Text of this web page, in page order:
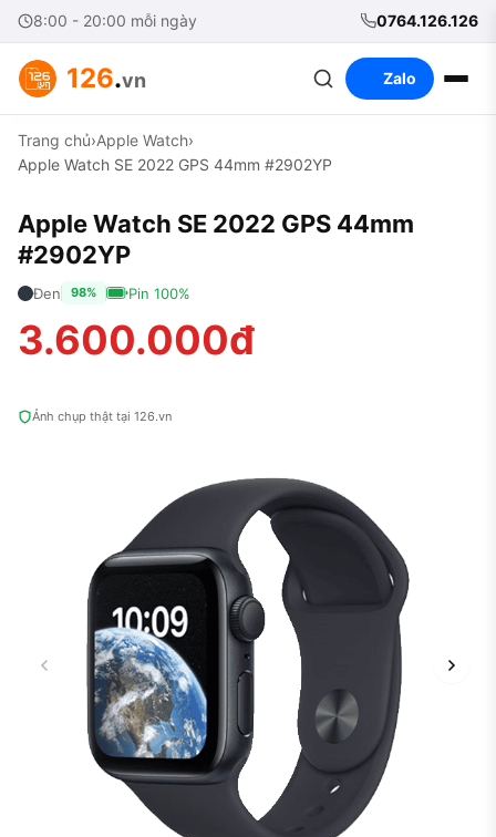
8:00 - 20:00 mỗi ngày 0764.126.126
126.vn Zalo
Trang chủ›Apple Watch›
Apple Watch SE 2022 GPS 44mm #2902YP
Ảnh chụp thật tại 126.vn
Apple Watch SE 2022 GPS 44mm
#2902YP
Đen 98% Pin 100%
3.600.000đ